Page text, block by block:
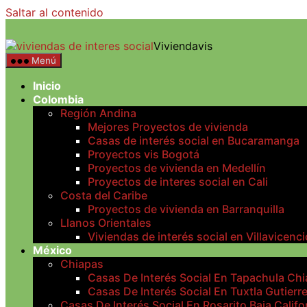
Saltar al contenido
Viviendavis
Menú
Inicio
Colombia
Región Andina
Mejores Proyectos de vivienda
Casas de interés social en Bucaramanga
Proyectos vis Bogotá
Proyectos de vivienda en Medellín
Proyectos de interes social en Cali
Costa del Caribe
Proyectos de vivienda en Barranquilla
Llanos Orientales
Viviendas de interés social en
México
Chiapas
Casas De Interés Social En Tapachula
Casas De Interés Social En Tuxtla